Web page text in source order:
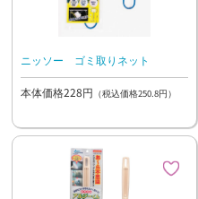
ニッソー ゴミ取りネット
本体価格228円 （税込価格250.8円）